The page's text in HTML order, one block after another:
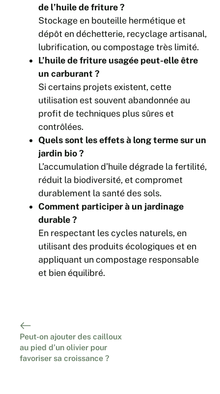
de l’huile de friture ?
Stockage en bouteille hermétique et
dépôt en déchetterie, recyclage artisanal,
lubrification, ou compostage très limité.
L’huile de friture usagée peut-elle être
un carburant ?
Si certains projets existent, cette
utilisation est souvent abandonnée au
profit de techniques plus sûres et
contrôlées.
Quels sont les effets à long terme sur un
jardin bio ?
L’accumulation d’huile dégrade la fertilité,
réduit la biodiversité, et compromet
durablement la santé des sols.
Comment participer à un jardinage
durable ?
En respectant les cycles naturels, en
utilisant des produits écologiques et en
appliquant un compostage responsable
et bien équilibré.
Peut-on ajouter des cailloux
au pied d’un olivier pour
favoriser sa croissance ?